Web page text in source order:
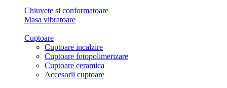
Chiuvete si conformatoare
Masa vibratoare
Cuptoare
Cuptoare incalzire
Cuptoare fotopolimerizare
Cuptoare ceramica
Accesorii cuptoare